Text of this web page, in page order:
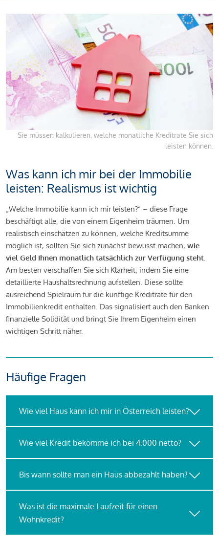
Sie müssen kalkulieren, welche monatliche Kreditrate Sie sich
leisten können.
Was kann ich mir bei der Immobilie
leisten: Realismus ist wichtig
„Welche Immobilie kann ich mir leisten?“ – diese Frage
beschäftigt alle, die von einem Eigenheim träumen. Um
realistisch einschätzen zu können, welche Kreditsumme
möglich ist, sollten Sie sich zunächst bewusst machen, wie
viel Geld Ihnen monatlich tatsächlich zur Verfügung steht.
Am besten verschaffen Sie sich Klarheit, indem Sie eine
detaillierte Haushaltsrechnung aufstellen. Diese sollte
ausreichend Spielraum für die künftige Kreditrate für den
Immobilienkredit enthalten. Das signalisiert auch den Banken
finanzielle Solidität und bringt Sie Ihrem Eigenheim einen
wichtigen Schritt näher.
Häufige Fragen
Wie viel Haus kann ich mir in Österreich leisten?
Wie viel Kredit bekomme ich bei 4.000 netto?
Bis wann sollte man ein Haus abbezahlt haben?
Was ist die maximale Laufzeit für einen
Wohnkredit?